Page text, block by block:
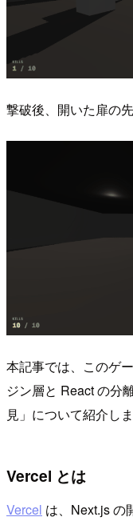
撃破後、開いた扉の
本記事では、このゲ
ジン層と React の分
見」について紹介しま
Vercel とは
Vercel は、Next.js の